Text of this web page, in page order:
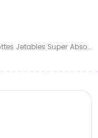
Couches-Culottes Jetables Super Absorbantes Et Douces Pour Bébé, À Séchage Rapide, Pour Enfants